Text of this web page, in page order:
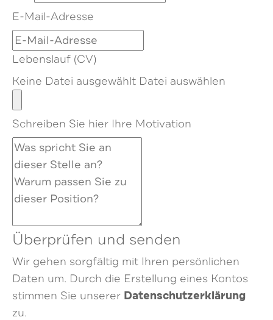
E-Mail-Adresse
Lebenslauf (CV)
Keine Datei ausgewählt Datei auswählen
Schreiben Sie hier Ihre Motivation
Überprüfen und senden
Wir gehen sorgfältig mit Ihren persönlichen
Daten um. Durch die Erstellung eines Kontos
stimmen Sie unserer Datenschutzerklärung
zu.